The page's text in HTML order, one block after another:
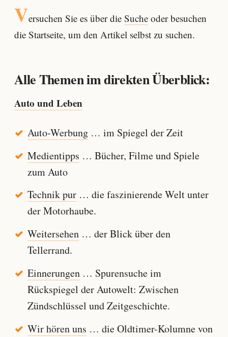
Versuchen Sie es über die Sucheoder besuchen
die Startseite, um den Artikel selbst zu suchen.
Alle Themen im direkten Überblick:
Auto und Leben
Auto-Werbung… im Spiegel der Zeit
Medientipps … Bücher, Filme und Spiele
zum Auto
Technik pur… die faszinierende Welt unter
der Motorhaube.
Weitersehen… der Blick über den
Tellerrand.
Einnerungen… Spurensuche im
Rückspiegel der Autowelt: Zwischen
Zündschlüssel und Zeitgeschichte.
Wir hören uns … die Oldtimer-Kolumne von